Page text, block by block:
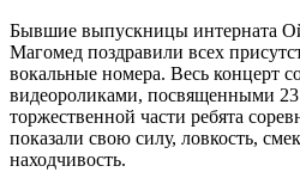
Бывшие выпускницы интерната
Магомед поздравили всех
вокальные номера. Весь концерт
видеороликами, посвященными
торжественной части ребята
показали свою силу, ловкость,
находчивость.